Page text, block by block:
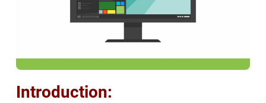
Introduction: